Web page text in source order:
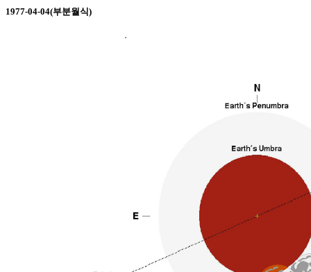
1977-04-04(부분월식)